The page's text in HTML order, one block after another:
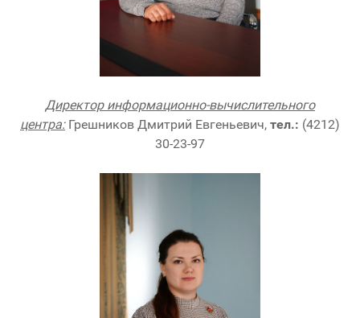
Директор информационно-вычислительного
центра:Грешников Дмитрий Евгеньевич, тел.: (4212)
30-23-97